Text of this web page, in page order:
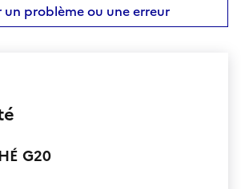
un problème ou une erreur
G20